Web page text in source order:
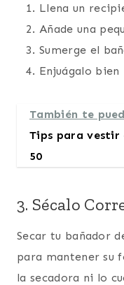
Llena un
Añade una
Sumerge el
Enjuágalo
También te
Tips para vestir
50
3. Sécalo
Secar tu bañador
para mantener su
la secadora ni lo